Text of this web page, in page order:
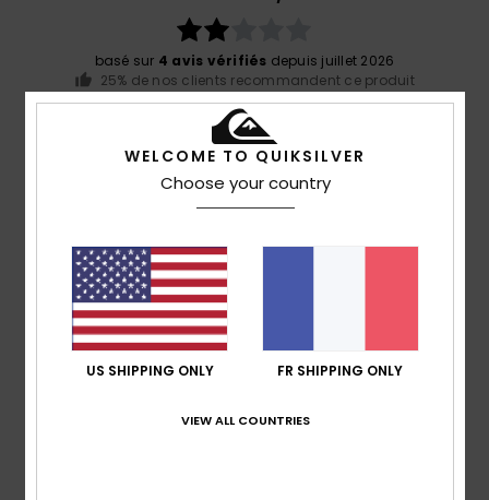
basé sur 4 avis vérifiés depuis juillet 2026
25% de nos clients recommandent ce produit
5.0
Rapport qualité / prix
5.0
Trop petit Trop grand
Coloris
WELCOME TO QUIKSILVER
Choose your country
US SHIPPING ONLY FR SHIPPING ONLY
VIEW ALL COUNTRIES